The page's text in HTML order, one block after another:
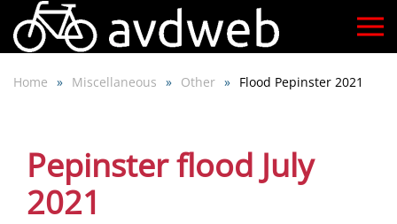
Skip
main
Home Miscellaneous Other Flood Pepinster 2021
Pepinster flood July
2021